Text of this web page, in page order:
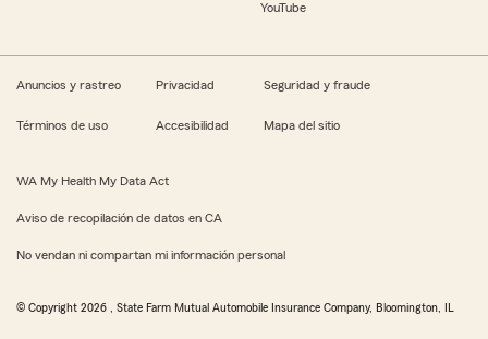
YouTube
Anuncios y rastreo Privacidad Seguridad y fraude
Términos de uso Accesibilidad Mapa del sitio
WA My Health My Data Act
Aviso de recopilación de datos en CA
No vendan ni compartan mi información personal
© Copyright 2026 , State Farm Mutual Automobile Insurance Company, Bloomington, IL